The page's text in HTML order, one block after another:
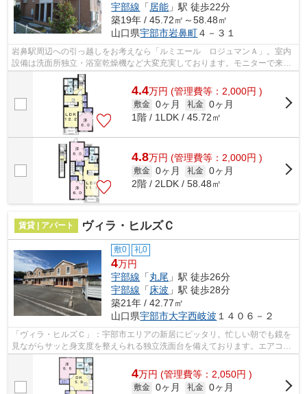
宇部線 「 居能 」駅 徒歩22分
築19年 / 45.72㎡～58.48㎡
山口県宇部市岩鼻町４－３１
岩鼻駅周辺への引っ越しをお考えなら「ルミエール ロジュマンＡ」。室内
設備は洗面所独立・浴室乾燥機など大変充実しております。モニターで来訪
者を確認し、インターホンを通じて室...
4.4万円 (管理費等：2,000円 )
敷金 0ヶ月 礼金 0ヶ月
1階 / 1LDK / 45.72㎡
4.8万円 (管理費等：2,000円 )
敷金 0ヶ月 礼金 0ヶ月
2階 / 2LDK / 58.48㎡
賃貸 | アパート ヴィラ・ヒルズＣ
敷0 礼0
4万円
宇部線 「丸尾 」駅 徒歩26分
宇部線 「 床波 」駅 徒歩28分
築21年 / 42.77㎡
山口県宇部市大字西岐波 １４０６－２
「ヴィラ・ヒルズＣ」：宇部市エリアの新居にピッタリ。忙しい朝でも鏡を
見ながらサッと身支度を整えられる独立洗面台を備えております。エアコン
付きなので、室内の温度調整が簡単で...
4万円 (管理費等：2,050円 )
敷金 0ヶ月 礼金 0ヶ月